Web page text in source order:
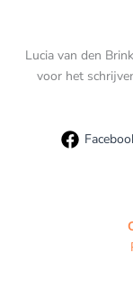
Lucia van den
voor het